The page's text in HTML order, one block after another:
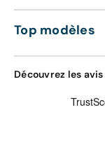
d'oeuvre
(Europe)
Contrôle
168 €
Gravage
Top modèles
Découvrez les